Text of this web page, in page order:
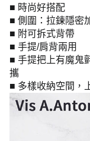
■ 時尚好搭配
■ 側圍：拉鍊隱密
■ 附可拆式背帶
■ 手提/肩背兩用
■ 手提把上有魔鬼
攜
■ 多樣收納空間，